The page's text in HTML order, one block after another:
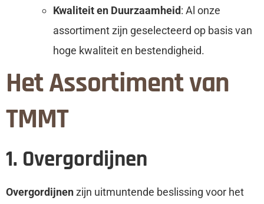
Kwaliteit en Duurzaamheid: Al onze
assortiment zijn geselecteerd op basis van
hoge kwaliteit en bestendigheid.
Het Assortiment van
TMMT
1. Overgordijnen
Overgordijnenzijn uitmuntende beslissing voor het